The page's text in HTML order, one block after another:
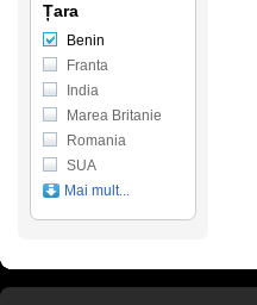
Țara
Benin
Franta
India
Marea Britanie
Romania
SUA
Mai mult...